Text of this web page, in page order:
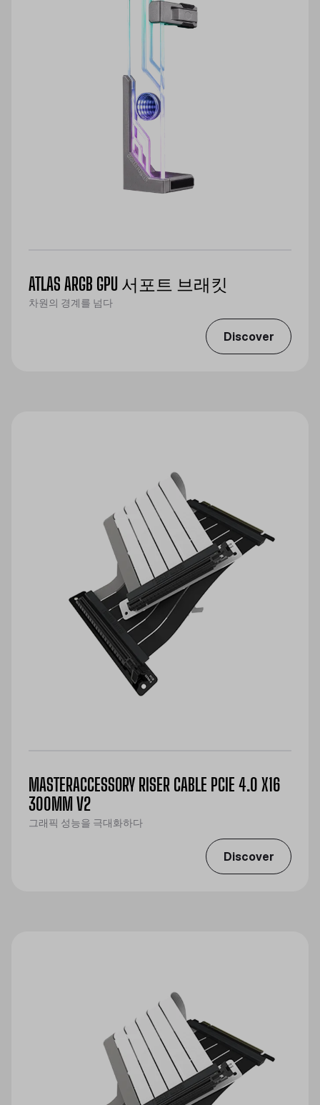
ATLAS ARGB GPU 서포트 브래킷
차원의 경계를 넘다
Discover
MASTERACCESSORY RISER CABLE PCIE 4.0 X16
300MM V2
그래픽 성능을 극대화하다
Discover